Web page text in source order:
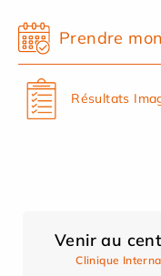
Prendre
Résultats
Venir au
Clinique